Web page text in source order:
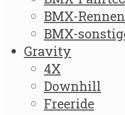
BMX-Rennen
BMX-
Gravity
4X
Downhill
Freeride